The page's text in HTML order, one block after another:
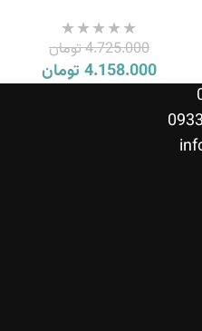
ویکتوریا
4.725.000تومان
4.158.000 تومان